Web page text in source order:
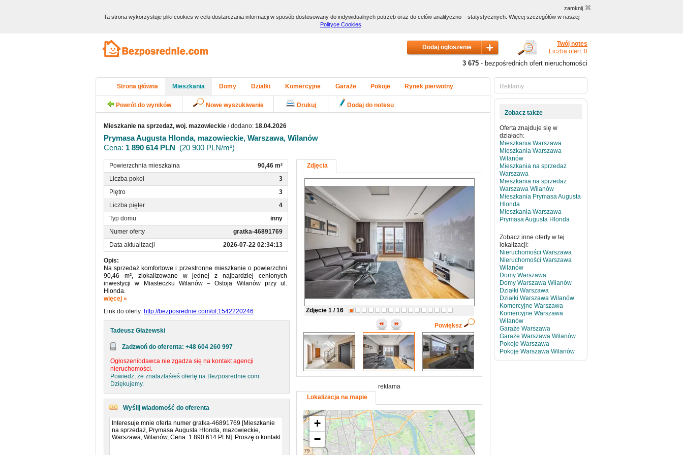
zamknij
Ta strona wykorzystuje pliki cookies w celu dostarczania informacji w sposób dostosowany do indywidualnych potrzeb oraz do celów analityczno – statystycznych. Więcej szczegółów w naszej
Polityce Cookies
Twój notes
Liczba ofert: 0
3 675 - bezpośrednich ofert nieruchomości
Strona główna Mieszkania Domy Działki Komercyjne Garaże Pokoje Rynek pierwotny
Powrót do wyników Nowe wyszukiwanie Drukuj Dodaj do notesu
Mieszkanie na sprzedaż, woj. mazowieckie / dodano: 18.04.2026
Prymasa Augusta Hlonda, mazowieckie, Warszawa, Wilanów
Cena: 1 890 614 PLN (20 900 PLN/m²)
Powierzchnia mieszkalna
90,46 m²
Liczba pokoi
3
Piętro
3
Liczba pięter
4
Typ domu
inny
Numer oferty
gratka-46891769
Data aktualizacji
2026-07-22 02:34:13
Opis:
Na sprzedaż komfortowe i przestronne mieszkanie o powierzchni
90,46 m², zlokalizowane w jednej z najbardziej cenionych
inwestycji w Miasteczku Wilanów – Ostoja Wilanów przy ul.
Hlonda.
stylem życia a spokojem i zielenią, w otoczeniu wysokiej jakości
zabudowy i dopracowanej infrastruktury.
wysokim standardem oraz dostępem do prywatnego, rozległego
parku przeznaczonego wyłącznie dla mieszkańców – miejsca
idealnego do odpoczynku, spacerów i aktywności na świeżym
powietrzu.
Rozkład mieszkania:
wygodną strefę dzienną
• dwie ustawne sypialnie
• łazienka
• garderoba zapewniająca dodatkową przestrzeń do
przechowywania
więcej »
Link do oferty: http://bezposrednie.com/of,1542220246
Tadeusz Głażewski
Zadzwoń do oferenta: +48 604 260 997
Ogłoszeniodawca nie zgadza się na kontakt agencji
nieruchomości.
Powiedz, że znalazłaś/eś ofertę na Bezposrednie.com.
Dziękujemy.
Wyślij wiadomość do oferenta
Zdjęcia
Zdjęcie 1 / 16
Powiększ
reklama
Lokalizacja na mapie
+
−
Reklamy
Zobacz także
Oferta znajduje się w
działach:
Mieszkania Warszawa
Mieszkania Warszawa
Wilanów
Mieszkania na sprzedaż
Warszawa
Mieszkania na sprzedaż
Warszawa Wilanów
Mieszkania Prymasa Augusta
Hlonda
Mieszkania Warszawa
Prymasa Augusta Hlonda
Zobacz inne oferty w tej
lokalizacji:
Nieruchomości Warszawa
Nieruchomości Warszawa
Wilanów
Domy Warszawa
Domy Warszawa Wilanów
Działki Warszawa
Działki Warszawa Wilanów
Komercyjne Warszawa
Komercyjne Warszawa
Wilanów
Garaże Warszawa
Garaże Warszawa Wilanów
Pokoje Warszawa
Pokoje Warszawa Wilanów